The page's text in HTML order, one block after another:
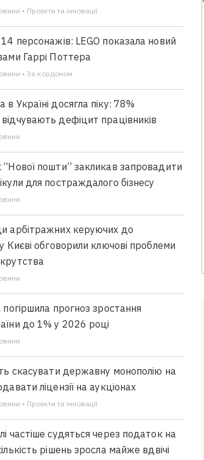
• Проекти та інновації
персонажів: LEGO показала новий
Гаррі Поттера
• За кордоном
Україні досягла піку: 78%
дефіцит працівників
“Нової пошти” закликав запровадити
для постраждалого бізнесу
арбітражних керуючих до
Києві обговорили ключові проблеми
прогноз зростання
до 1% у 2026 році
скасувати державну монополію на
ліцензії на аукціонах
• Проекти та інновації
частіше судяться через податок на
рішень зросла майже вдвічі